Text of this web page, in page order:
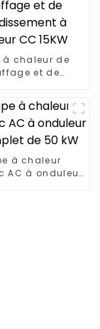
à chaleur de
et de
CC 15KW
à chaleur
AC à onduleur